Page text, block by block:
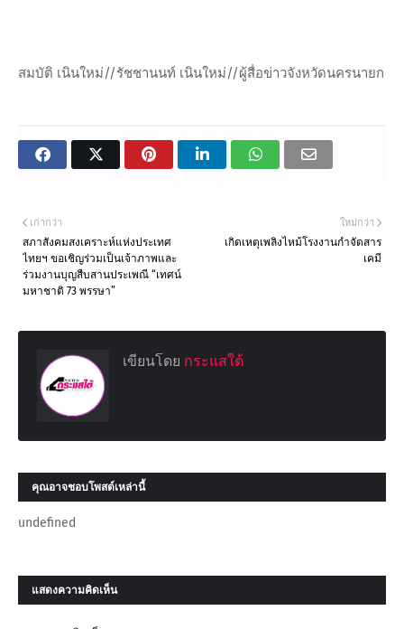
สมบัติ เนินใหม่//รัชชานนท์ เนินใหม่//ผู้สื่อข่าวจังหวัดนครนายก
ใหม่กว่า
เกิดเหตุเพลิงไหม้โรงงานกำจัดสาร
เคมี
เก่ากว่า
สภาสังคมสงเคราะห์แห่งประเทศ
ไทยฯ ขอเชิญร่วมเป็นเจ้าภาพและ
ร่วมงานบุญสืบสานประเพณี “เทศน์
มหาชาติ 73 พรรษา”
เขียนโดย กระแสใต้
คุณอาจชอบโพสต์เหล่านี้
undefined
แสดงความคิดเห็น